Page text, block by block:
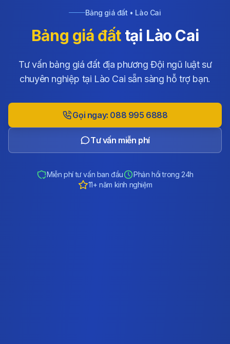
Bảng giá đất • Lào Cai
Bảng giá đất tại Lào Cai
Tư vấn bảng giá đất địa phương Đội ngũ luật sư
chuyên nghiệp tại Lào Cai sẵn sàng hỗ trợ bạn.
Gọi ngay: 088 995 6888
Tư vấn miễn phí
Miễn phí tư vấn ban đầu
Phản hồi trong 24h
11+ năm kinh nghiệm